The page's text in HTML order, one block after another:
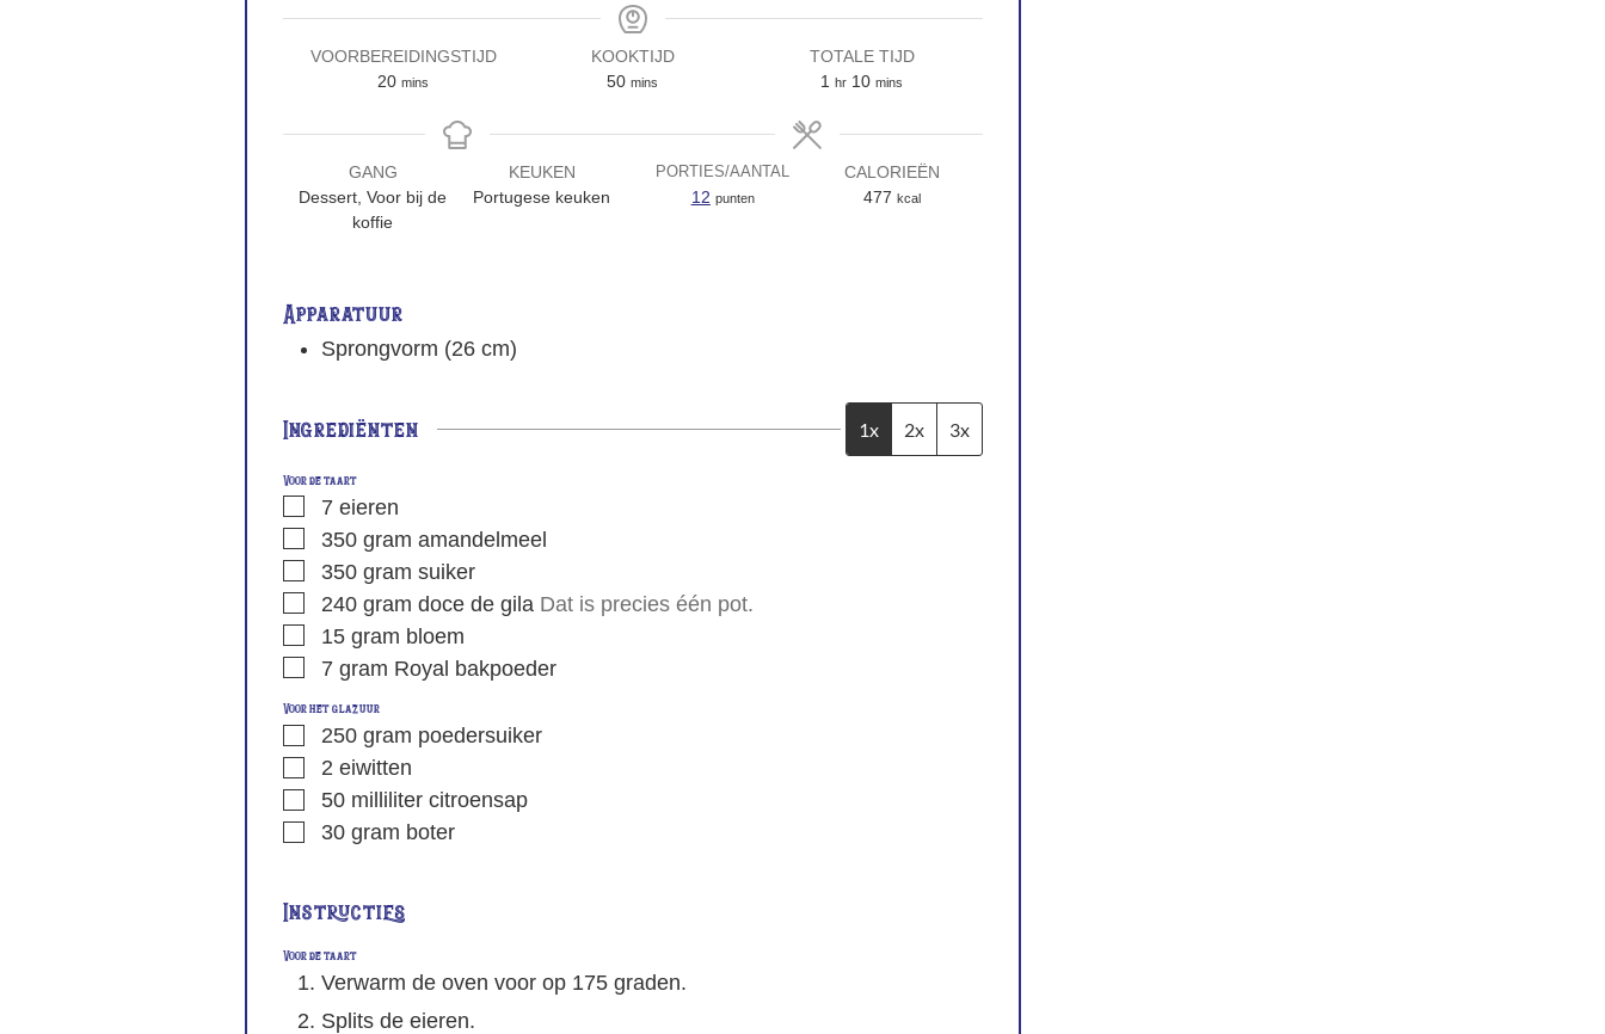
VOORBEREIDINGSTIJD
20 mins
KOOKTIJD
50 mins
TOTALE TIJD
1 hr 10 mins
GANG
Dessert, Voor bij de
koffie
KEUKEN
Portugese keuken
PORTIES/AANTAL
12 punten
CALORIEËN
477 kcal
Apparatuur
Sprongvorm (26 cm)
Ingrediënten 1x 2x 3x
Voor de taart
7 eieren
350 gram amandelmeel
350 gram suiker
240 gram doce de gila Dat is precies één pot.
15 gram bloem
7 gram Royal bakpoeder
Voor het glazuur
250 gram poedersuiker
2 eiwitten
50 milliliter citroensap
30 gram boter
Instructies
Voor de taart
Verwarm de oven voor op 175 graden.
Splits de eieren.